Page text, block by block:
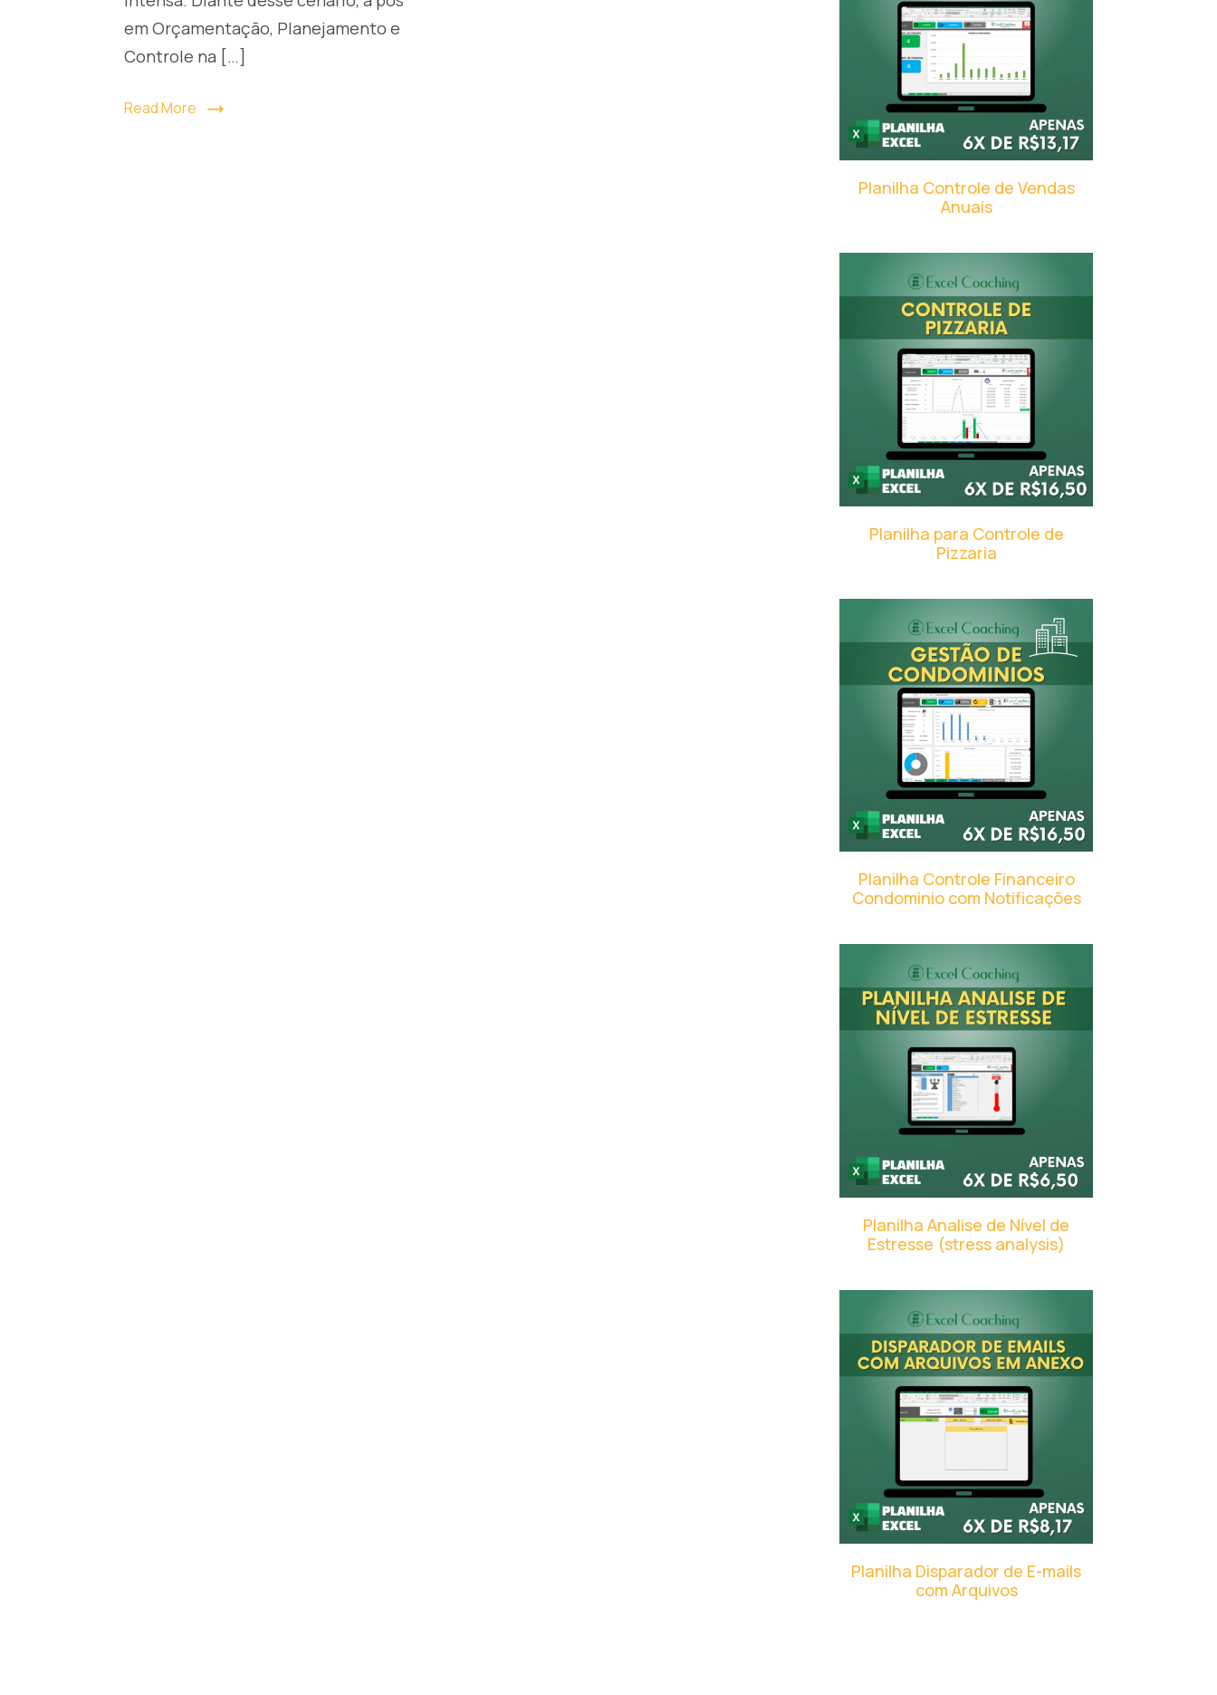
em Orçamentação, Planejamento e
Controle na […]
Read More
Planilha Controle de Vendas
Anuais
Planilha para Controle de
Pizzaria
Planilha Controle Financeiro
Condominio com Notificações
Planilha Analise de Nível de
Estresse (stress analysis)
Planilha Disparador de E-mails
com Arquivos